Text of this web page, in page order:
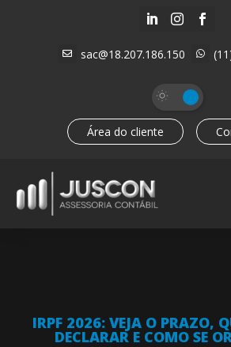
  
 sac@18.207.186.150 
Área do cliente
IRPF 2026: VEJA O PRAZO,
DECLARAR E COMO SE